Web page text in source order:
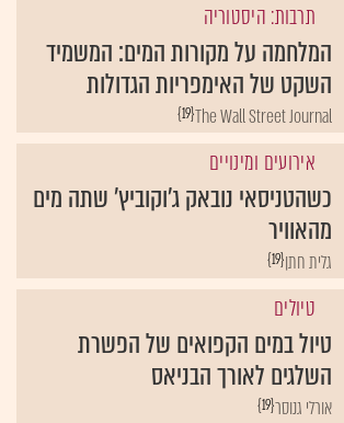
תרבות: היסטוריה
המלחמה על מקורות המים: המשמיד
השקט של האימפריות הגדולות
{19}The Wall Street Journal
אירועים ומינויים
כשהטניסאי נובאק ג'וקוביץ' שתה מים
מהאוויר
{19}גלית חתן
טיולים
טיול במים הקפואים של הפשרת
השלגים לאורך הבניאס
{19}אורלי גנוסר